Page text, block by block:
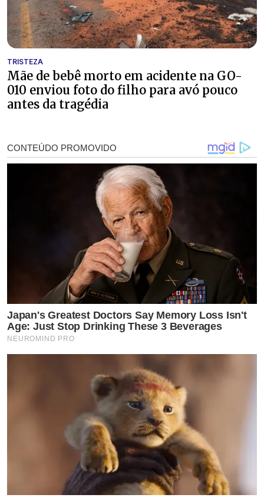
TRISTEZA
Mãe de bebê morto em acidente na GO-
010 enviou foto do filho para avó pouco
antes da tragédia